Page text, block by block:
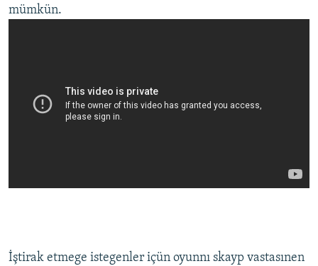
mümkün.
İştirak etmege istegenler içün oyunnı skayp vastasınen